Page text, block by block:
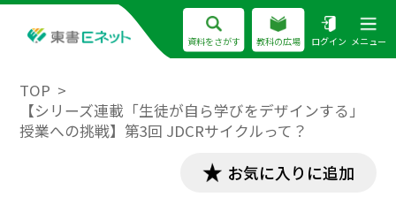
資料をさがす 教科の広場 ログイン メニュー
TOP
【シリーズ連載「生徒が自ら学びをデザインする」
授業への挑戦】第3回 JDCRサイクルって？
お気に入りに追加